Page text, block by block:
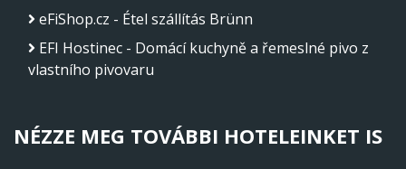
eFiShop.cz - Étel szállítás Brünn
EFI Hostinec - Domácí kuchyně a řemeslné pivo z
vlastního pivovaru
NÉZZE MEG TOVÁBBI HOTELEINKET IS